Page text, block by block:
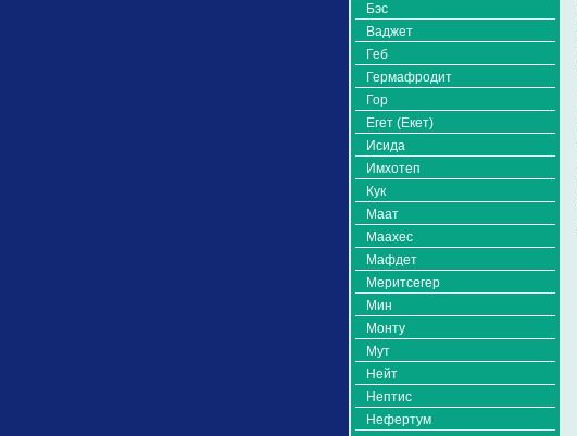
Бэс
Ваджет
Геб
Гермафродит
Гор
Егет (Екет)
Исида
Имхотеп
Кук
Маат
Маахес
Мафдет
Меритсегер
Мин
Монту
Мут
Нейт
Нептис
Нефертум